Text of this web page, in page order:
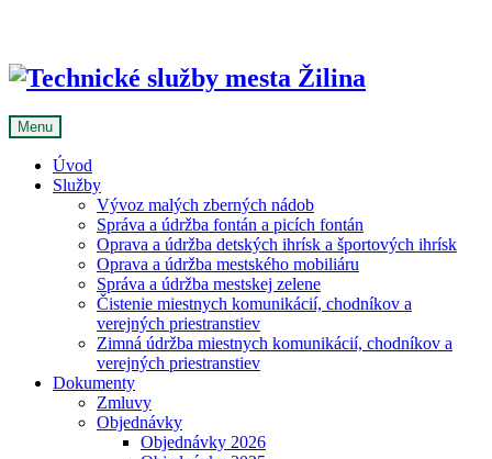
Menu
Úvod
Služby
Vývoz malých zberných nádob
Správa a údržba fontán a picích fontán
Oprava a údržba detských ihrísk a športových ihrísk
Oprava a údržba mestského mobiliáru
Správa a údržba mestskej zelene
Čistenie miestnych komunikácií, chodníkov a
verejných priestranstiev
Zimná údržba miestnych komunikácií, chodníkov a
verejných priestranstiev
Dokumenty
Zmluvy
Objednávky
Objednávky 2026